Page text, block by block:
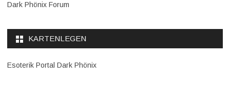
Dark Phönix Forum
KARTENLEGEN
Esoterik Portal Dark Phönix